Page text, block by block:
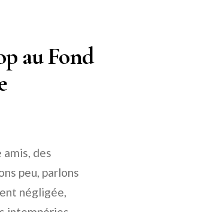
au Fond
des
peu, parlons
négligée,